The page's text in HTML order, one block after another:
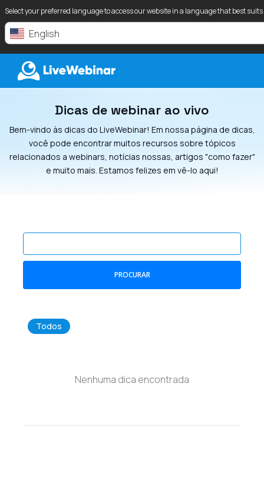
Select your preferred language to access our website in a language that best
English
LIVEWEBINAR.COM
Dicas de webinar ao vivo
Bem-vindo às dicas do LiveWebinar! Em nossa página de dicas,
você pode encontrar muitos recursos sobre tópicos
relacionados a webinars, notícias nossas, artigos "como fazer"
e muito mais. Estamos felizes em vê-lo aqui!
PROCURAR
Todos
Nenhuma dica encontrada